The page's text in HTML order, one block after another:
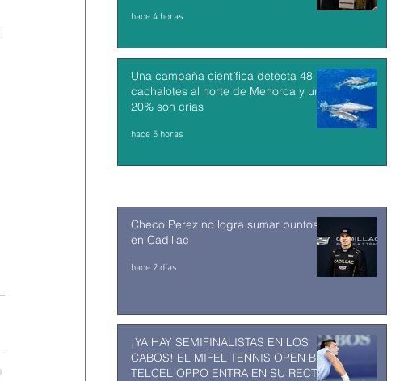
hace 4 horas
Una campaña científica detecta 48
cachalotes al norte de Menorca y un
20% son crías
hace 5 horas
Checo Perez no logra sumar puntos
en Cadillac
hace 2 días
¡YA HAY SEMIFINALISTAS EN LOS
CABOS! EL MIFEL TENNIS OPEN BY
TELCEL OPPO ENTRA EN SU RECTA